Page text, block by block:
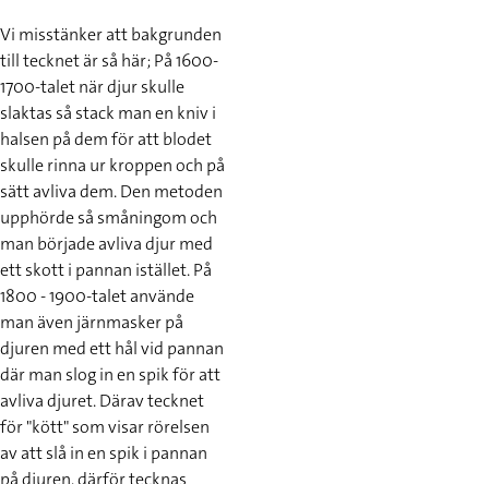
Vi misstänker att bakgrunden
till tecknet är så här; På 1600-
1700-talet när djur skulle
slaktas så stack man en kniv i
halsen på dem för att blodet
skulle rinna ur kroppen och på
sätt avliva dem. Den metoden
upphörde så småningom och
man började avliva djur med
ett skott i pannan istället. På
1800 - 1900-talet använde
man även järnmasker på
djuren med ett hål vid pannan
där man slog in en spik för att
avliva djuret. Därav tecknet
för "kött" som visar rörelsen
av att slå in en spik i pannan
på djuren, därför tecknas